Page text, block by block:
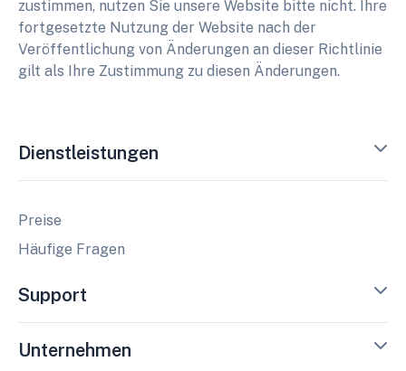
zustimmen, nutzen Sie unsere Website bitte nicht. Ihre
fortgesetzte Nutzung der Website nach der
Veröffentlichung von Änderungen an dieser Richtlinie
gilt als Ihre Zustimmung zu diesen Änderungen.
Dienstleistungen
Preise
Häufige Fragen
Support
Unternehmen